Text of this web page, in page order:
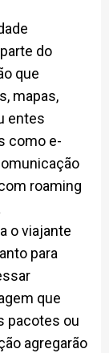
do
que
mapas,
entes
como e-
roaming
o viajante
para
que
pacotes ou
agregarão